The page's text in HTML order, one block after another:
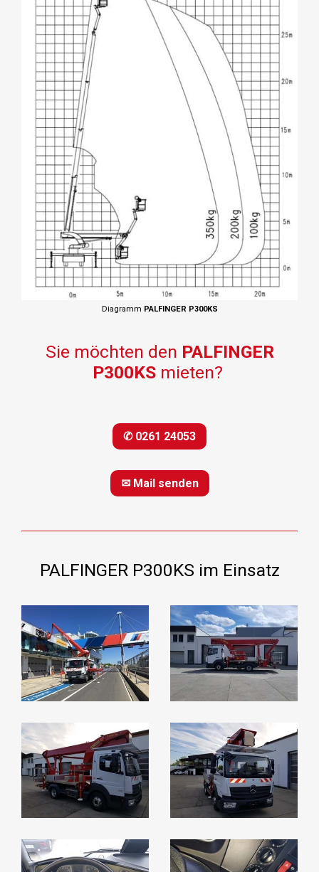
Diagramm PALFINGER P300KS
Sie möchten den PALFINGER
P300KS mieten?
✆ 0261 24053
✉ Mail senden
PALFINGER P300KS im Einsatz